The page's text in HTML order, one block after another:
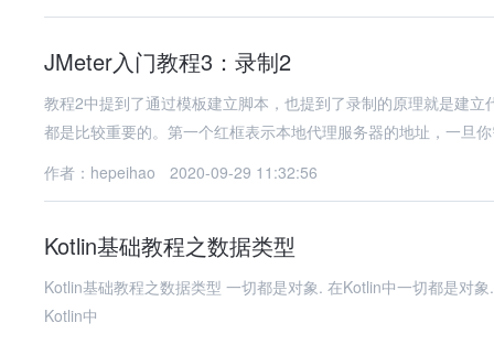
JMeter入门教程3：录制2
教程2中提到了通过模板建立脚本，也提到了录制的原理就是建
都是比较重要的。第一个红框表示本地代理服务器的地址，一旦
作者：hepeihao
2020-09-29 11:32:56
Kotlin基础教程之数据类型
Kotlin基础教程之数据类型 一切都是对象. 在Kotlin中一切都是对
Kotlin中